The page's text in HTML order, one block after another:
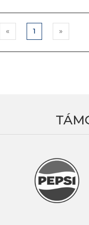
« 1 »